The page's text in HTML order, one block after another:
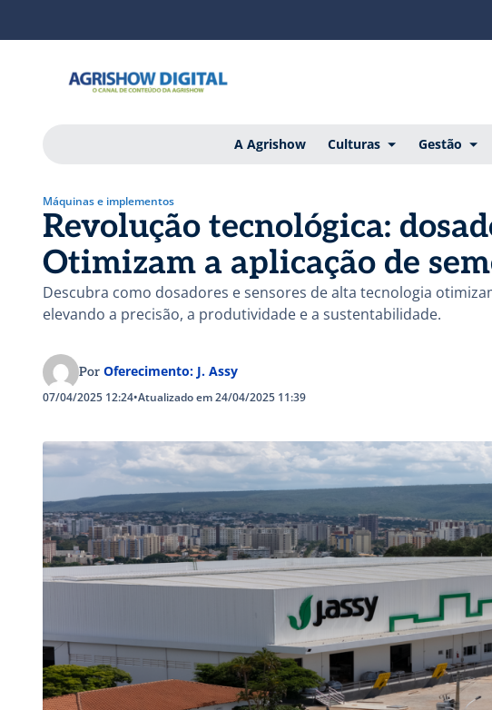
A Agrishow Culturas Gestão
Máquinas e implementos
Revolução tecnológica:
Otimizam a aplicação de
Descubra como dosadores e sensores de alta tecnologia
elevando a precisão, a produtividade e a sustentabilidade.
Por Oferecimento: J. Assy
07/04/2025 12:24•Atualizado em 24/04/2025 11:39